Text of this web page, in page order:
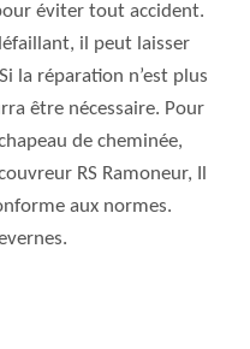
éviter tout accident.
il peut laisser
la réparation n’est plus
être nécessaire. Pour
de cheminée,
RS Ramoneur, Il
aux normes.